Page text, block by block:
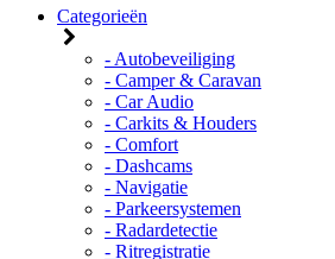
Categorieën
- Autobeveiliging
- Camper & Caravan
- Car Audio
- Carkits & Houders
- Comfort
- Dashcams
- Navigatie
- Parkeersystemen
- Radardetectie
- Ritregistratie